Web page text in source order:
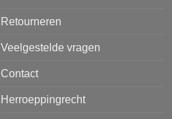
Retourneren
Veelgestelde vragen
Contact
Herroeppingrecht